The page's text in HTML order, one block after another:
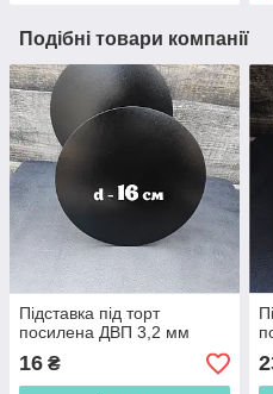
Подібні товари компанії
Підставка під торт
посилена ДВП 3,2 мм
16 ₴